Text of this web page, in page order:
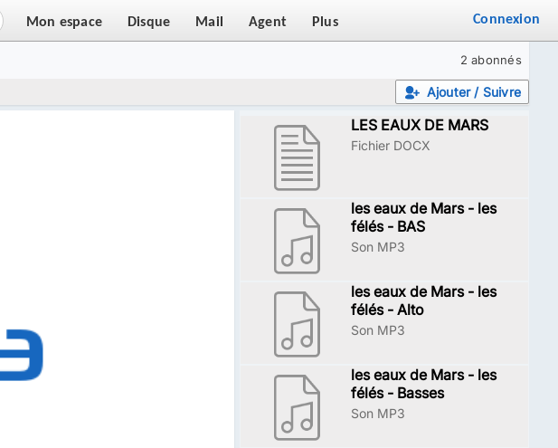
Mon espace Disque Mail Agent Plus Connexion
2 abonnés
Ajouter / Suivre
LES EAUX DE MARS
Fichier DOCX
les eaux de Mars - les
félés - BAS
Son MP3
les eaux de Mars - les
félés - Alto
Son MP3
les eaux de Mars - les
félés - Basses
Son MP3